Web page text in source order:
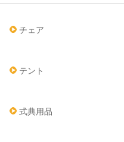
チェア
テント
式典用品